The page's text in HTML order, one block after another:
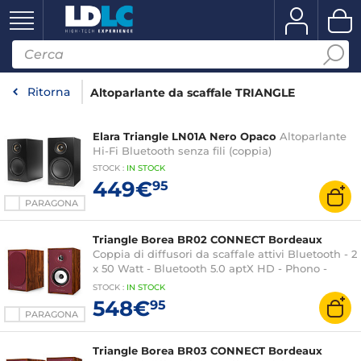
Ritorna Altoparlante da scaffale TRIANGLE
PARAGONA
Elara Triangle LN01A Nero Opaco Altoparlante
Hi-Fi Bluetooth senza fili (coppia)
STOCK : IN STOCK
449€95
PARAGONA
Triangle Borea BR02 CONNECT Bordeaux
Coppia di diffusori da scaffale attivi Bluetooth - 2
x 50 Watt - Bluetooth 5.0 aptX HD - Phono -
HDMI ARC - Ottico / Coassiale - USB-B - Uscita
SUB (a coppia)
STOCK : IN STOCK
548€95
Triangle Borea BR03 CONNECT Bordeaux